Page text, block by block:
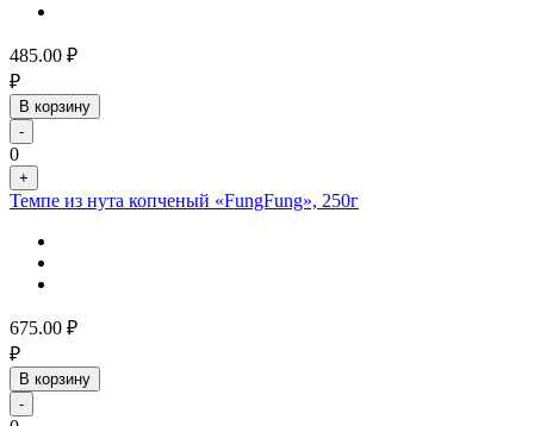
485.00 ₽
₽
В корзину
-
0
+
Темпе из нута копченый «FungFung», 250г
675.00 ₽
₽
В корзину
-